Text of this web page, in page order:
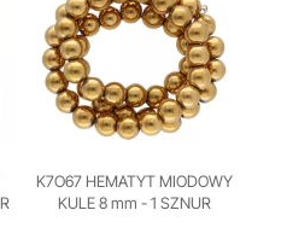
K7O67 HEMATYT MIODOWY
KULE 8 mm - 1 SZNUR